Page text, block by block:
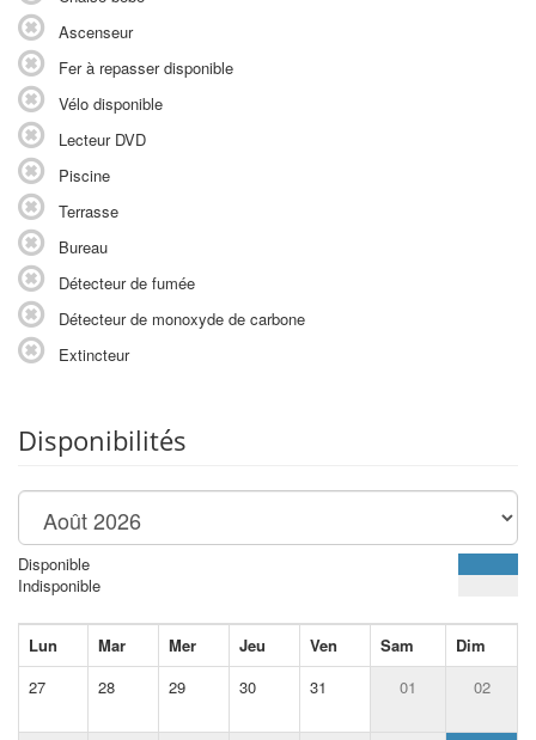
Ascenseur
Fer à repasser disponible
Vélo disponible
Lecteur DVD
Piscine
Terrasse
Bureau
Détecteur de fumée
Détecteur de monoxyde de carbone
Extincteur
Disponibilités
Disponible
Indisponible
Lun Mar Mer Jeu Ven Sam
Dim
27
28 29 30 31 01 02